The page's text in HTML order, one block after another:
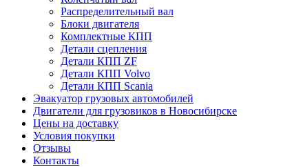
Распределительный вал
Блоки двигателя
Комплектные КПП
Детали сцепления
Детали КПП ZF
Детали КПП Volvo
Детали КПП Scania
Эвакуатор грузовых автомобилей
Двигатели для грузовиков в Новосибирске
Цены на доставку
Условия покупки
Отзывы
Контакты